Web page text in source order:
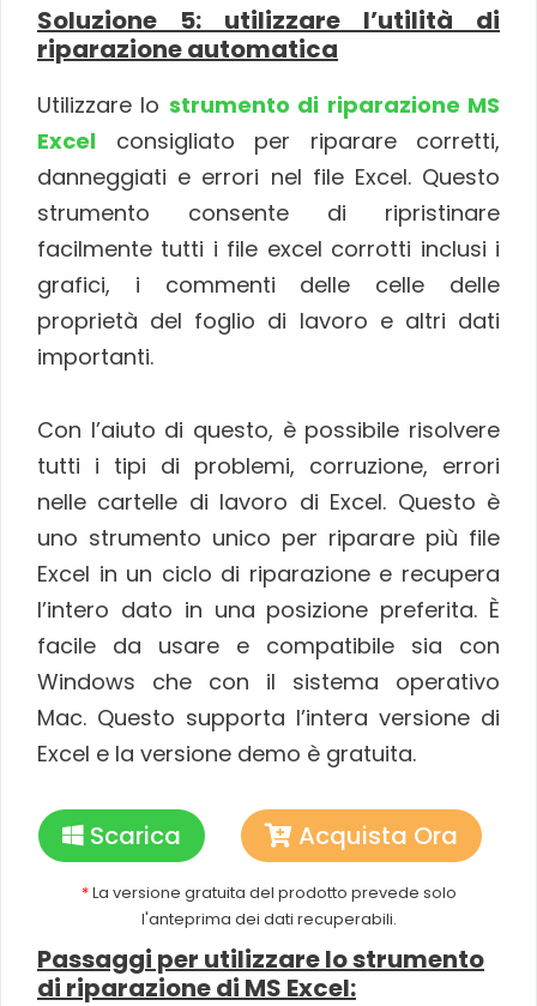
Soluzione 5: utilizzare l’utilità di
riparazione automatica
Utilizzare lo strumento di riparazione MS
Excel consigliato per riparare corretti,
danneggiati e errori nel file Excel. Questo
strumento consente di ripristinare
facilmente tutti i file excel corrotti inclusi i
grafici, i commenti delle celle delle
proprietà del foglio di lavoro e altri dati
importanti.
Con l’aiuto di questo, è possibile risolvere
tutti i tipi di problemi, corruzione, errori
nelle cartelle di lavoro di Excel. Questo è
uno strumento unico per riparare più file
Excel in un ciclo di riparazione e recupera
l’intero dato in una posizione preferita. È
facile da usare e compatibile sia con
Windows che con il sistema operativo
Mac. Questo supporta l’intera versione di
Excel e la versione demo è gratuita.
Scarica Acquista Ora
*La versione gratuita del prodotto prevede solo
l'anteprima dei dati recuperabili.
Passaggi per utilizzare lo strumento
di riparazione di MS Excel: